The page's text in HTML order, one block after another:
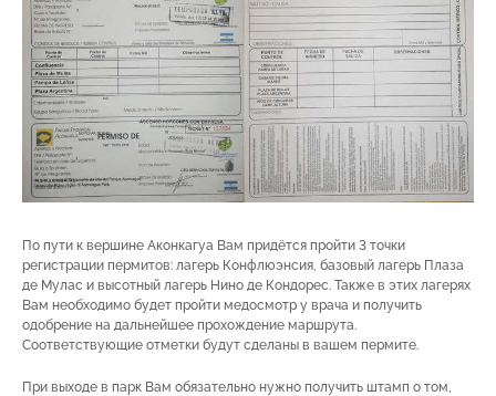
По пути к вершине Аконкагуа Вам придётся пройти 3 точки
регистрации пермитов: лагерь Конфлюэнсия, базовый лагерь Плаза
де Мулас и высотный лагерь Нино де Кондорес. Также в этих лагерях
Вам необходимо будет пройти медосмотр у врача и получить
одобрение на дальнейшее прохождение маршрута.
Соответствующие отметки будут сделаны в вашем пермите.
При выходе в парк Вам обязательно нужно получить штамп о том,